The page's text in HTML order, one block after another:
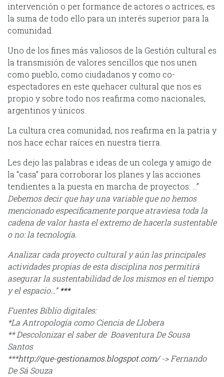
intervención o per formance de actores o actrices, es
la suma de todo ello para un interés superior para la
comunidad.
Uno de los fines más valiosos de la Gestión cultural es
la transmisión de valores sencillos que nos unen
como pueblo, como ciudadanos y como co-
espectadores en este quehacer cultural que nos es
propio y sobre todo nos reafirma como nacionales,
argentinos y únicos.
La cultura crea comunidad, nos reafirma en la patria y
nos hace echar raíces en nuestra tierra.
Les dejo las palabras e ideas de un colega y amigo de
la “casa” para corroborar los planes y las acciones
tendientes a la puesta en marcha de proyectos: …”
Debemos decir que hay una variable que no hemos
mencionado específicamente porque atraviesa toda la
cadena de valor hasta el extremo de hacerla sustentable
o no: la tecnología.
Analizar cada proyecto cultural y aún las principales
actividades propias de esta disciplina nos permitirá
asegurar la sustentabilidad de los mismos en el tiempo
y el espacio…”***
Fuentes Biblio digitales:
*La Antropología como Ciencia de Llobera
** Descolonizar el saber de Boaventura De Sousa
Santos
***http://que-gestionamos.blogspot.com/-> Fernando
De Sá Souza